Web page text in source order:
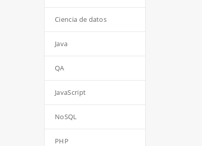
Ciencia de datos
Java
QA
JavaScript
NoSQL
PHP